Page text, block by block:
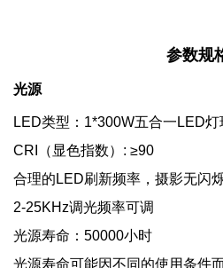
参数规
光源
LED类型：1*300W五合一LED
CRI（显色指数）: ≥90
合理的LED刷新频率，摄影无闪
2-25KHz调光频率可调
光源寿命：50000小时
光源寿命可能因不同的使用条件